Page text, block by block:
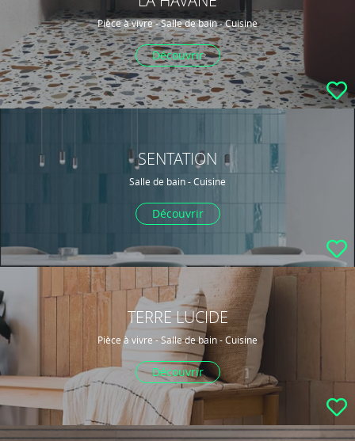
Pièce à vivre - Salle de bain - Cuisine
Découvrir
SENTATION
Salle de bain - Cuisine
Découvrir
TERRE LUCIDE
Pièce à vivre - Salle de bain - Cuisine
Découvrir